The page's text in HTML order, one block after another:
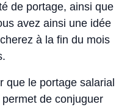
de portage, ainsi que
avez ainsi une idée
à la fin du mois
que le portage salarial
de conjuguer